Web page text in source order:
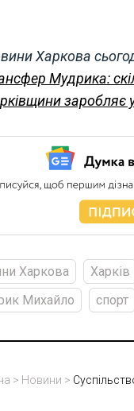
Харкова
Мудрика:
заробляє
Харкова Харків
Михайло
спорт
> Новини >